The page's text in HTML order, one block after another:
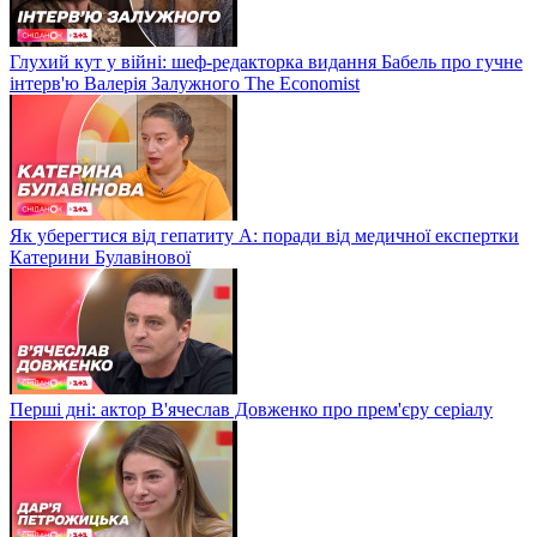
Глухий кут у війні: шеф-редакторка видання Бабель про гучне
інтерв'ю Валерія Залужного The Economist
Як уберегтися від гепатиту А: поради від медичної експертки
Катерини Булавінової
Перші дні: актор В'ячеслав Довженко про прем'єру серіалу